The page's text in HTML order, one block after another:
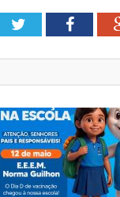
Twitter